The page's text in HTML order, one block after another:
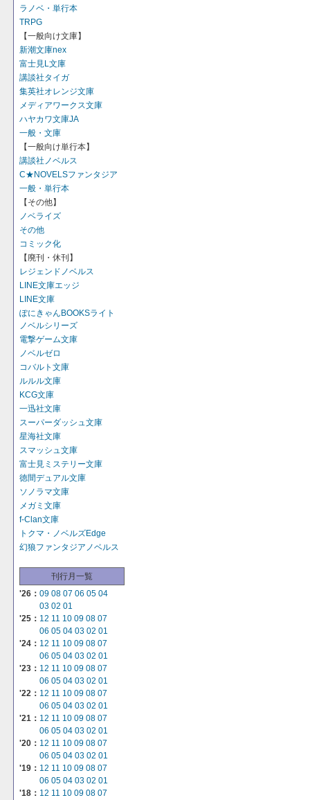
ラノベ・単行本
TRPG
【一般向け文庫】
新潮文庫nex
富士見L文庫
講談社タイガ
集英社オレンジ文庫
メディアワークス文庫
ハヤカワ文庫JA
一般・文庫
【一般向け単行本】
講談社ノベルス
C★NOVELSファンタジア
一般・単行本
【その他】
ノベライズ
その他
コミック化
【廃刊・休刊】
レジェンドノベルス
LINE文庫エッジ
LINE文庫
ぽにきゃんBOOKSライト
ノベルシリーズ
電撃ゲーム文庫
ノベルゼロ
コバルト文庫
ルルル文庫
KCG文庫
一迅社文庫
スーパーダッシュ文庫
星海社文庫
スマッシュ文庫
富士見ミステリー文庫
徳間デュアル文庫
ソノラマ文庫
メガミ文庫
f-Clan文庫
トクマ・ノベルズEdge
幻狼ファンタジアノベルス
刊行月一覧
'26： 09 08 07 06 05 04
03 02 01
'25： 12 11 10 09 08 07
06 05 04 03 02 01
'24： 12 11 10 09 08 07
06 05 04 03 02 01
'23： 12 11 10 09 08 07
06 05 04 03 02 01
'22： 12 11 10 09 08 07
06 05 04 03 02 01
'21： 12 11 10 09 08 07
06 05 04 03 02 01
'20： 12 11 10 09 08 07
06 05 04 03 02 01
'19： 12 11 10 09 08 07
06 05 04 03 02 01
'18： 12 11 10 09 08 07